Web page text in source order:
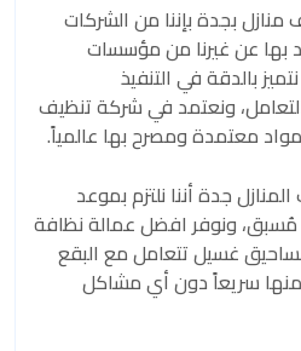
بجدة بإننا من الشركات
بها عن غيرنا من مؤسسات
بالدقة في التنفيذ
ونعتمد في شركة تنظيف
معتمدة ومصرح بها عالمياً.
جدة أننا نلتزم بموعد
مُسبق، ونوفر افضل عمالة نظافة
غسيل تتعامل مع البقع
سريعاً دون أي مشاكل